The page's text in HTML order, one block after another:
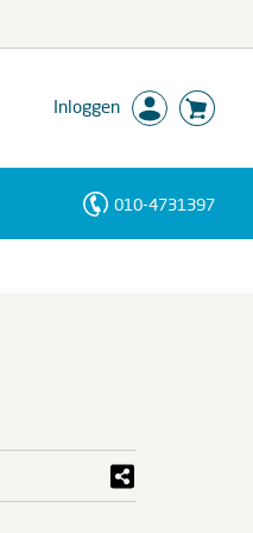
Inloggen
010-4731397